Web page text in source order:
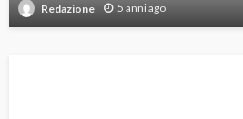
Redazione 5 anni ago